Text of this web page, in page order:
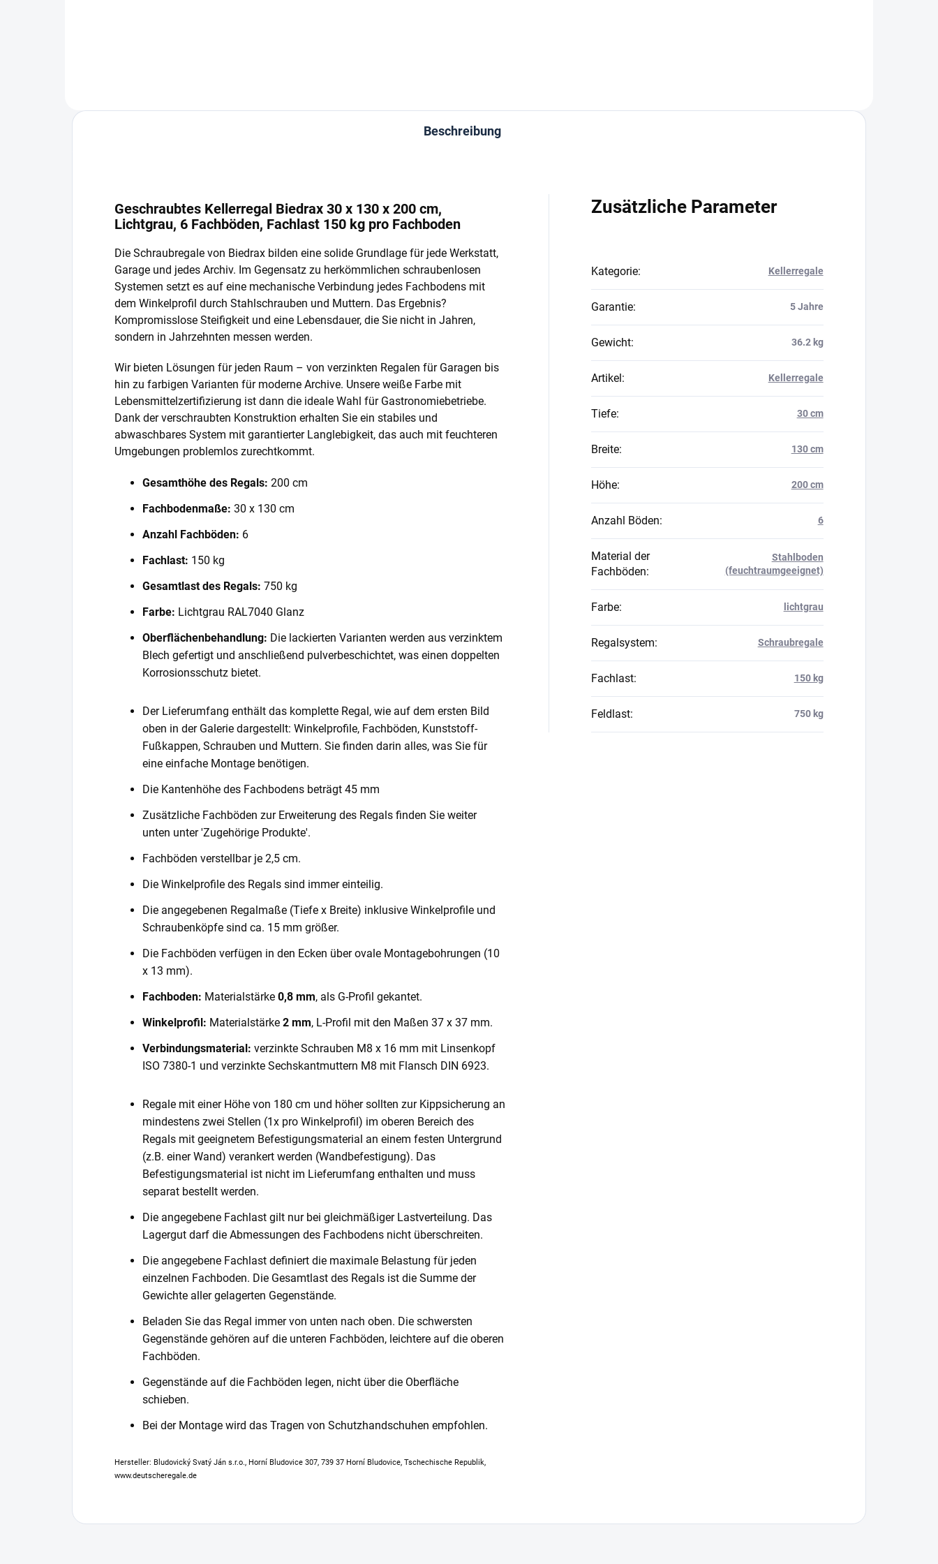
Beschreibung
Geschraubtes Kellerregal Biedrax 30 x 130 x 200 cm,
Lichtgrau, 6 Fachböden, Fachlast 150 kg pro Fachboden
Die Schraubregale von Biedrax bilden eine solide Grundlage für jede Werkstatt,
Garage und jedes Archiv. Im Gegensatz zu herkömmlichen schraubenlosen
Systemen setzt es auf eine mechanische Verbindung jedes Fachbodens mit
dem Winkelprofil durch Stahlschrauben und Muttern. Das Ergebnis?
Kompromisslose Steifigkeit und eine Lebensdauer, die Sie nicht in Jahren,
sondern in Jahrzehnten messen werden.
Wir bieten Lösungen für jeden Raum – von verzinkten Regalen für Garagen bis
hin zu farbigen Varianten für moderne Archive. Unsere weiße Farbe mit
Lebensmittelzertifizierung ist dann die ideale Wahl für Gastronomiebetriebe.
Dank der verschraubten Konstruktion erhalten Sie ein stabiles und
abwaschbares System mit garantierter Langlebigkeit, das auch mit feuchteren
Umgebungen problemlos zurechtkommt.
Gesamthöhe des Regals: 200 cm
Fachbodenmaße: 30 x 130 cm
Anzahl Fachböden: 6
Fachlast: 150 kg
Gesamtlast des Regals: 750 kg
Farbe: Lichtgrau RAL7040 Glanz
Oberflächenbehandlung: Die lackierten Varianten werden aus verzinktem
Blech gefertigt und anschließend pulverbeschichtet, was einen doppelten
Korrosionsschutz bietet.
Der Lieferumfang enthält das komplette Regal, wie auf dem ersten Bild
oben in der Galerie dargestellt: Winkelprofile, Fachböden, Kunststoff-
Fußkappen, Schrauben und Muttern. Sie finden darin alles, was Sie für
eine einfache Montage benötigen.
Die Kantenhöhe des Fachbodens beträgt 45 mm
Zusätzliche Fachböden zur Erweiterung des Regals finden Sie weiter
unten unter 'Zugehörige Produkte'.
Fachböden verstellbar je 2,5 cm.
Die Winkelprofile des Regals sind immer einteilig.
Die angegebenen Regalmaße (Tiefe x Breite) inklusive Winkelprofile und
Schraubenköpfe sind ca. 15 mm größer.
Die Fachböden verfügen in den Ecken über ovale Montagebohrungen (10
x 13 mm).
Fachboden: Materialstärke 0,8 mm, als G-Profil gekantet.
Winkelprofil: Materialstärke 2 mm, L-Profil mit den Maßen 37 x 37 mm.
Verbindungsmaterial: verzinkte Schrauben M8 x 16 mm mit Linsenkopf
ISO 7380-1 und verzinkte Sechskantmuttern M8 mit Flansch DIN 6923.
Regale mit einer Höhe von 180 cm und höher sollten zur Kippsicherung an
mindestens zwei Stellen (1x pro Winkelprofil) im oberen Bereich des
Regals mit geeignetem Befestigungsmaterial an einem festen Untergrund
(z.B. einer Wand) verankert werden (Wandbefestigung). Das
Befestigungsmaterial ist nicht im Lieferumfang enthalten und muss
separat bestellt werden.
Die angegebene Fachlast gilt nur bei gleichmäßiger Lastverteilung. Das
Lagergut darf die Abmessungen des Fachbodens nicht überschreiten.
Die angegebene Fachlast definiert die maximale Belastung für jeden
einzelnen Fachboden. Die Gesamtlast des Regals ist die Summe der
Gewichte aller gelagerten Gegenstände.
Beladen Sie das Regal immer von unten nach oben. Die schwersten
Gegenstände gehören auf die unteren Fachböden, leichtere auf die oberen
Fachböden.
Gegenstände auf die Fachböden legen, nicht über die Oberfläche
schieben.
Bei der Montage wird das Tragen von Schutzhandschuhen empfohlen.
Hersteller: Bludovický Svatý Ján s.r.o., Horní Bludovice 307, 739 37 Horní Bludovice, Tschechische Republik,
www.deutscheregale.de
Zusätzliche Parameter
Kategorie: Kellerregale
Garantie: 5 Jahre
Gewicht: 36.2 kg
Artikel: Kellerregale
Tiefe: 30 cm
Breite: 130 cm
Höhe: 200 cm
Anzahl Böden: 6
Material der
Fachböden:
Stahlboden
(feuchtraumgeeignet)
Farbe: lichtgrau
Regalsystem: Schraubregale
Fachlast: 150 kg
Feldlast: 750 kg